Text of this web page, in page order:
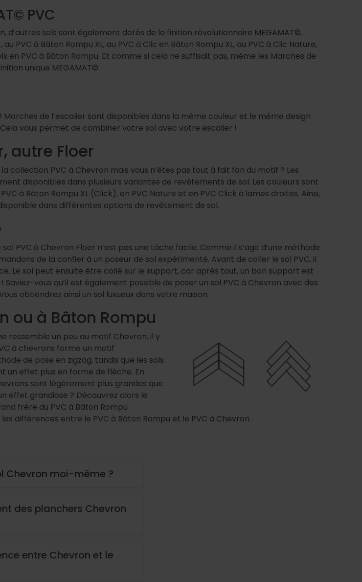
PVC
d’autres sols sont également dotés de la finition révolutionnaire MEGAMAT©.
, au PVC à Bâton Rompu XL, au PVC à Clic en Bâton Rompu XL, au PVC à Clic Nature,
en PVC à Bâton Rompu. Et comme si cela ne suffisait pas, même les Marches de
unique MEGAMAT©.
Marches de l’escalier sont disponibles dans la même couleur et le même design
Cela vous permet de combiner votre sol avec votre escalier !
autre Floer
collection PVC à Chevron mais vous n’êtes pas tout à fait fan du motif ? Les
disponibles dans plusieurs variantes de revêtements de sol. Les couleurs sont
à Bâton Rompu XL (Click), en PVC Nature et en PVC Click à lames droites. Ainsi,
dans différentes options de revêtement de sol.
PVC à Chevron Floer n’est pas une tâche facile. Comme il s’agit d’une méthode
de la confier à un poseur de sol expérimenté. Avant de coller le sol PVC, il
Le sol peut ensuite être collé sur le support, car après tout, un bon support est
Saviez-vous qu’il est également possible de poser un sol PVC à Chevron avec des
obtiendrez ainsi un sol luxueux dans votre maison.
ou à Bâton Rompu
ressemble un peu au motif Chevron, il y
à chevrons forme un motif
de pose en zigzag, tandis que les sols
un effet plus en forme de flèche. En
sont légèrement plus grandes que
effet grandiose ? Découvrez alors le
frère du PVC à Bâton Rompu
différences entre le PVC à Bâton Rompu et le PVC à Chevron.
Chevron moi-même ?
des planchers Chevron
entre Chevron et le